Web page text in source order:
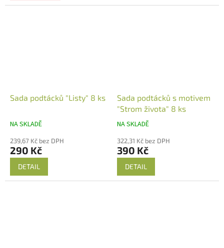
Sada podtácků "Listy" 8 ks
NA SKLADĚ
239,67 Kč bez DPH
290 Kč
DETAIL
Sada podtácků s motivem
"Strom života" 8 ks
NA SKLADĚ
322,31 Kč bez DPH
390 Kč
DETAIL